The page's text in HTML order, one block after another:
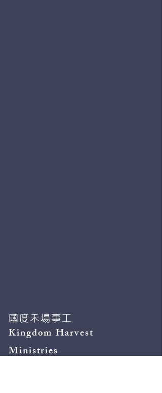
國度禾場事工
Kingdom Harvest
Ministries